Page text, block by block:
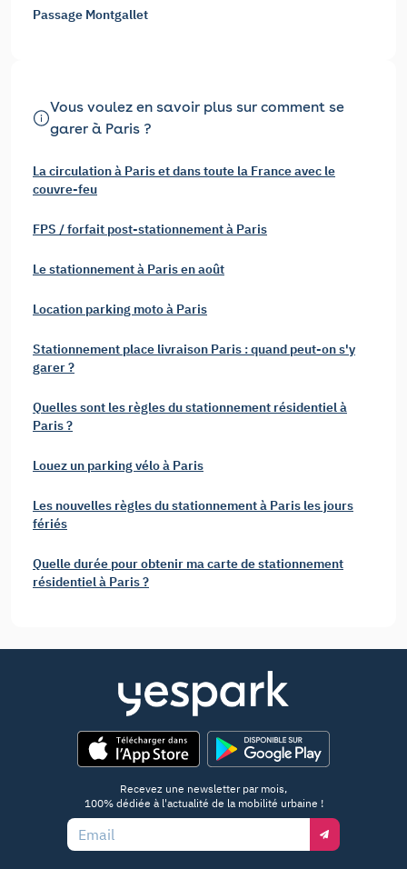
Passage Montgallet
Vous voulez en savoir plus sur comment se
garer à Paris ?
La circulation à Paris et dans toute la France avec le
couvre-feu
FPS / forfait post-stationnement à Paris
Le stationnement à Paris en août
Location parking moto à Paris
Stationnement place livraison Paris : quand peut-on s'y
garer ?
Quelles sont les règles du stationnement résidentiel à
Paris ?
Louez un parking vélo à Paris
Les nouvelles règles du stationnement à Paris les jours
fériés
Quelle durée pour obtenir ma carte de stationnement
résidentiel à Paris ?
Recevez une newsletter par mois,
100% dédiée à l'actualité de la mobilité urbaine !